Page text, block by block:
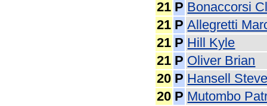
21 P Bonaccorsi
21 P Allegretti
21 P Hill Kyle
21 P Oliver Brian
20 P Hansell
20 P Mutombo